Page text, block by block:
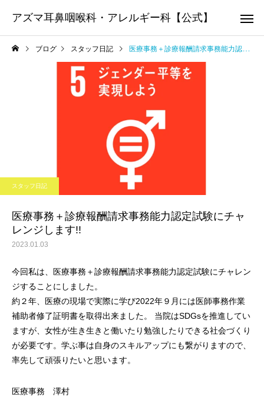
アズマ耳鼻咽喉科・アレルギー科【公式】
アレルギー科
「鼻の日」鼻の健康を見直
してみませんか？
（DORA）について
ブログ スタッフ日記 医療事務＋診療報酬請求事務能力認定試験にチャレンジします!!
スタッフ日記
医療事務＋診療報酬請求事務能力認定試験にチャ
レンジします!!
2023.01.03
今回私は、医療事務＋診療報酬請求事務能力認定試験にチャレン
ジすることにしました。
約２年、医療の現場で実際に学び2022年９月には医師事務作業
補助者修了証明書を取得出来ました。 当院はSDGsを推進してい
ますが、女性が生き生きと働いたり勉強したりできる社会づくり
が必要です。学ぶ事は自身のスキルアップにも繋がりますので、
率先して頑張りたいと思います。
医療事務 澤村